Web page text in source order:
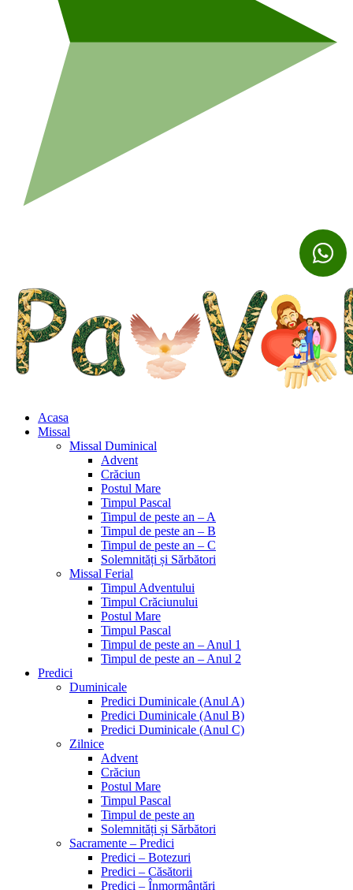
Acasa
Missal
Missal Duminical
Advent
Crăciun
Postul Mare
Timpul Pascal
Timpul de peste an – A
Timpul de peste an – B
Timpul de peste an – C
Solemnități și Sărbători
Missal Ferial
Timpul Adventului
Timpul Crăciunului
Postul Mare
Timpul Pascal
Timpul de peste an – Anul 1
Timpul de peste an – Anul 2
Predici
Duminicale
Predici Duminicale (Anul A)
Predici Duminicale (Anul B)
Predici Duminicale (Anul C)
Zilnice
Advent
Crăciun
Postul Mare
Timpul Pascal
Timpul de peste an
Solemnități și Sărbători
Sacramente – Predici
Predici – Botezuri
Predici – Căsătorii
Predici – Înmormântări